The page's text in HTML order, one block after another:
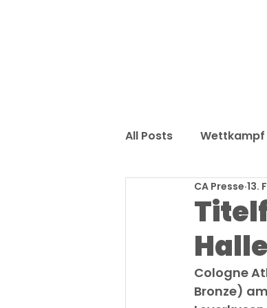
All Posts Wettkampf
CA Presse 13.
Cologne
Bronze)